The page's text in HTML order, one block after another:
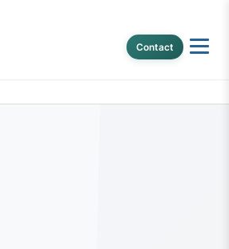
Contact